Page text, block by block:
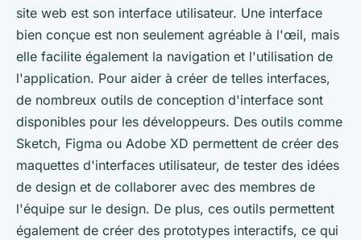
site web est son interface utilisateur. Une interface
bien conçue est non seulement agréable à l'œil, mais
elle facilite également la navigation et l'utilisation de
l'application. Pour aider à créer de telles interfaces,
de nombreux outils de conception d'interface sont
disponibles pour les développeurs. Des outils comme
Sketch, Figma ou Adobe XD permettent de créer des
maquettes d'interfaces utilisateur, de tester des idées
de design et de collaborer avec des membres de
l'équipe sur le design. De plus, ces outils permettent
également de créer des prototypes interactifs, ce qui